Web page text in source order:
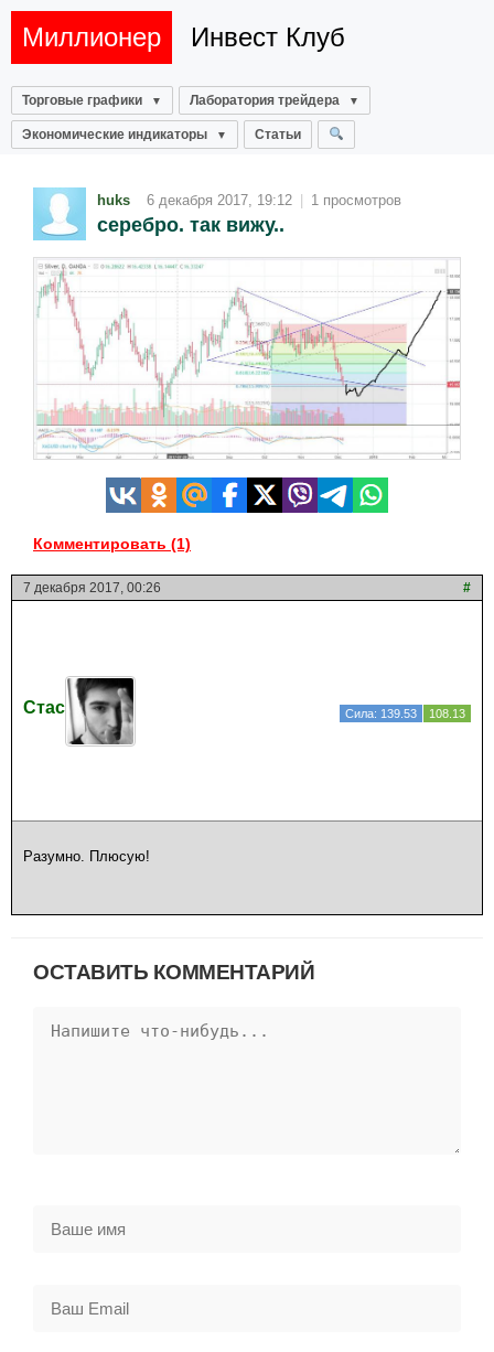
Миллионер Инвест Клуб
Торговые графики Лаборатория трейдера
Экономические индикаторы Статьи
huks 6 декабря 2017, 19:12 | 1 просмотров
серебро. так вижу..
Комментировать (1)
7 декабря 2017, 00:26 #
Стас Сила: 139.53 108.13
Разумно. Плюсую!
ОСТАВИТЬ КОММЕНТАРИЙ